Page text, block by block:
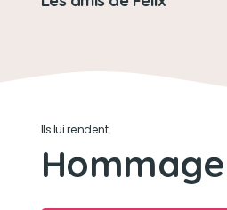
On l'a tellement couvert de
Ils lui rendent
Hommage